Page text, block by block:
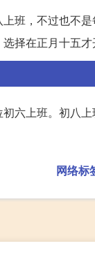
班，不过也不
择在正月十五才
六上班。初八
网络标